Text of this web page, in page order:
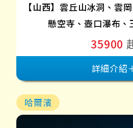
【山西】雲丘山冰洞、雲
懸空寺、壺口瀑布、
35900
詳細介紹
哈爾濱